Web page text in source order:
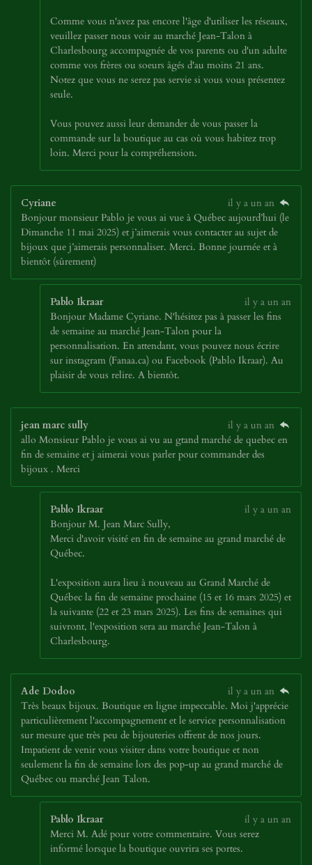
Comme vous n'avez pas encore l'âge d'utiliser les réseaux,
veuillez passer nous voir au marché Jean-Talon à
Charlesbourg accompagnée de vos parents ou d'un adulte
comme vos frères ou soeurs âgés d'au moins 21 ans.
Notez que vous ne serez pas servie si vous vous présentez
seule.
Vous pouvez aussi leur demander de vous passer la
commande sur la boutique au cas où vous habitez trop
loin. Merci pour la compréhension.
Cyriane
il y a un an
Bonjour monsieur Pablo je vous ai vue à Québec aujourd’hui (le
Dimanche 11 mai 2025) et j’aimerais vous contacter au sujet de
bijoux que j’aimerais personnaliser. Merci. Bonne journée et à
bientôt (sûrement)
Pablo Ikraar
il y a un an
Bonjour Madame Cyriane. N'hésitez pas à passer les fins
de semaine au marché Jean-Talon pour la
personnalisation. En attendant, vous pouvez nous écrire
sur instagram (Fanaa.ca) ou Facebook (Pablo Ikraar). Au
plaisir de vous relire. A bientôt.
jean marc sully
il y a un an
allo Monsieur Pablo je vous ai vu au gtand marché de quebec en
fin de semaine et j aimerai vous parler pour commander des
bijoux . Merci
Pablo Ikraar
il y a un an
Bonjour M. Jean Marc Sully,
Merci d'avoir visité en fin de semaine au grand marché de
Québec.
L'exposition aura lieu à nouveau au Grand Marché de
Québec la fin de semaine prochaine (15 et 16 mars 2025) et
la suivante (22 et 23 mars 2025). Les fins de semaines qui
suivront, l'exposition sera au marché Jean-Talon à
Charlesbourg.
Ade Dodoo
il y a un an
Très beaux bijoux. Boutique en ligne impeccable. Moi j'apprécie
particulièrement l'accompagnement et le service personnalisation
sur mesure que très peu de bijouteries offrent de nos jours.
Impatient de venir vous visiter dans votre boutique et non
seulement la fin de semaine lors des pop-up au grand marché de
Québec ou marché Jean Talon.
Pablo Ikraar
il y a un an
Merci M. Adé pour votre commentaire. Vous serez
informé lorsque la boutique ouvrira ses portes.